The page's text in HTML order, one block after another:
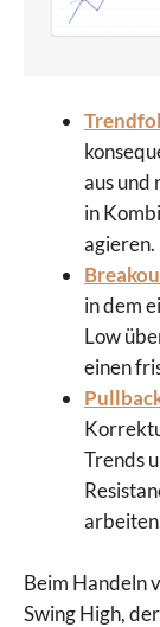
aus und
in
agieren.
in dem
Low
einen
Trends
Beim Handeln
Swing High,